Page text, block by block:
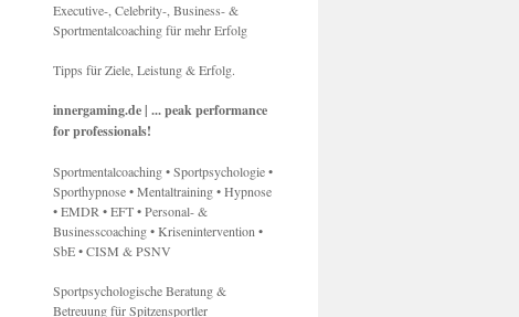
Executive-, Celebrity-, Business- &
Sportmentalcoaching für mehr Erfolg
Tipps für Ziele, Leistung & Erfolg.
innergaming.de | ... peak performance
for professionals!
Sportmentalcoaching • Sportpsychologie •
Sporthypnose • Mentaltraining • Hypnose
• EMDR • EFT • Personal- &
Businesscoaching • Krisenintervention •
SbE • CISM & PSNV
Sportpsychologische Beratung &
Betreuung für Spitzensportler